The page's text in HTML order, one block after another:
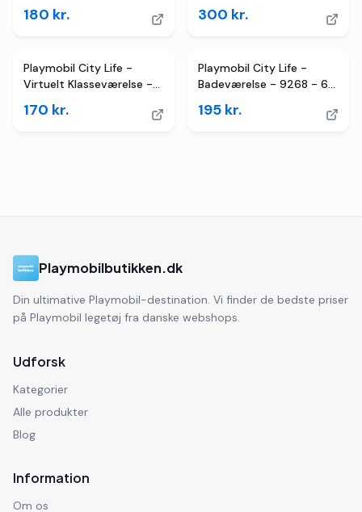
180 kr. 300 kr.
Playmobil City Life -
Virtuelt Klasseværelse -
170 kr.
Playmobil City Life -
Badeværelse - 9268 - 60
195 kr.
Playmobilbutikken.dk
Din ultimative Playmobil-destination. Vi finder de bedste priser
på Playmobil legetøj fra danske webshops.
Udforsk
Kategorier
Alle produkter
Blog
Information
Om os